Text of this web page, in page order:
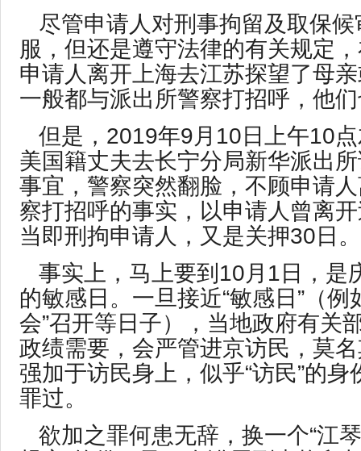
尽管申请人对刑事拘留及取保
服，但还是遵守法律的有关规定
申请人离开上海去江苏探望了母
一般都与派出所警察打招呼，他
但是，2019年9月10日上午10
美国籍丈夫去长宁分局新华派出
事宜，警察突然翻脸，不顾申请
察打招呼的事实，以申请人曾离
当即刑拘申请人，又是关押30日。
事实上，马上要到10月1日，是
的敏感日。一旦接近“敏感日”（例
会”召开等日子），当地政府有关
政绩需要，会严管进京访民，莫
强加于访民身上，似乎“访民”的
罪过。
欲加之罪何患无辞，换一个“江